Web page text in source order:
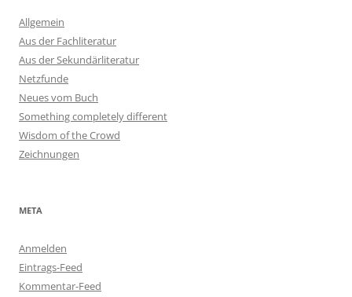
Allgemein
Aus der Fachliteratur
Aus der Sekundärliteratur
Netzfunde
Neues vom Buch
Something completely different
Wisdom of the Crowd
Zeichnungen
META
Anmelden
Eintrags-Feed
Kommentar-Feed